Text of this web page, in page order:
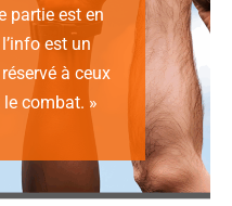
partie est en
est un
à ceux
combat. »